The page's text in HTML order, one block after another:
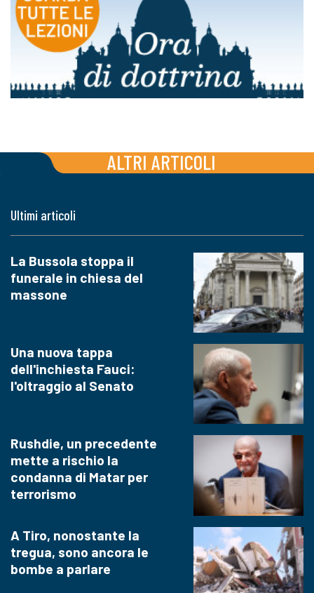
ALTRI ARTICOLI
Ultimi articoli
La Bussola stoppa il
funerale in chiesa del
massone
Una nuova tappa
dell'inchiesta Fauci:
l'oltraggio al Senato
Rushdie, un precedente
mette a rischio la
condanna di Matar per
terrorismo
A Tiro, nonostante la
tregua, sono ancora le
bombe a parlare